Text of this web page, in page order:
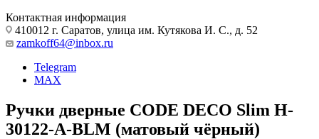
Контактная информация
410012 г. Саратов, улица им. Кутякова И. С., д. 52
zamkoff64@inbox.ru
Telegram
MAX
Ручки дверные CODE DECO Slim H-
30122-A-BLM (матовый чёрный)